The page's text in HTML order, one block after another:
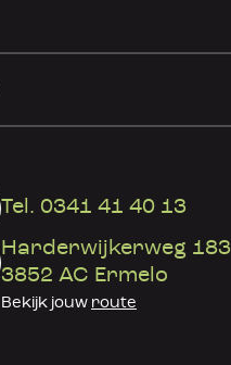
Tel. 0341 41 40 13
Harderwijkerweg 183
3852 AC Ermelo
Bekijk jouw route